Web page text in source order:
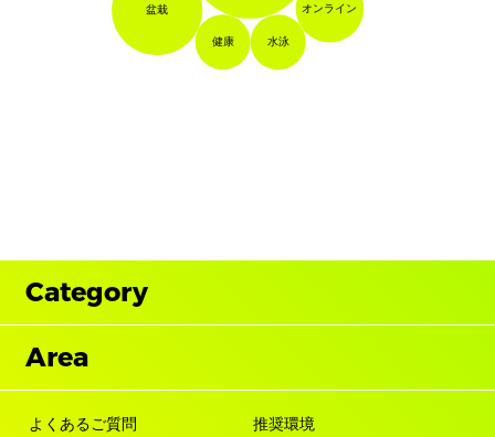
水泳
健康
オンライン
盆栽
Category
Area
よくあるご質問 推奨環境